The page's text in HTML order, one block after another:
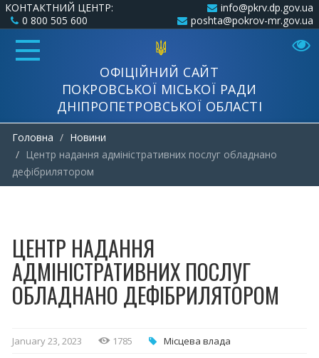
КОНТАКТНИЙ ЦЕНТР:
0 800 505 600
info@pkrv.dp.gov.ua
poshta@pokrov-mr.gov.ua
ОФІЦІЙНИЙ САЙТ
ПОКРОВСЬКОЇ МІСЬКОЇ РАДИ
ДНІПРОПЕТРОВСЬКОЇ ОБЛАСТІ
Головна
Новини
Центр надання адміністративних послуг обладнано
дефібрилятором
ЦЕНТР НАДАННЯ
АДМІНІСТРАТИВНИХ ПОСЛУГ
ОБЛАДНАНО ДЕФІБРИЛЯТОРОМ
January 23, 2023 1785 Місцева влада